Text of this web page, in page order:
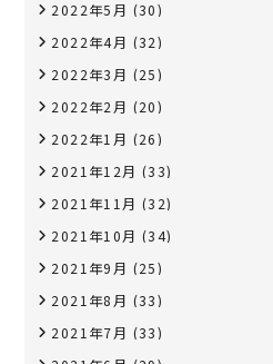
2022年5月 (30)
2022年4月 (32)
2022年3月 (25)
2022年2月 (20)
2022年1月 (26)
2021年12月 (33)
2021年11月 (32)
2021年10月 (34)
2021年9月 (25)
2021年8月 (33)
2021年7月 (33)